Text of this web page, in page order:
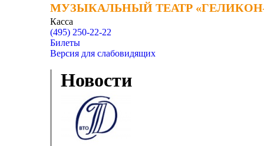
МУЗЫКАЛЬНЫЙ ТЕАТР
МУЗЫКАЛЬНЫЙ ТЕАТР
Касса
(495) 250-22-22
Билеты
Версия для слабовидящих
Новости